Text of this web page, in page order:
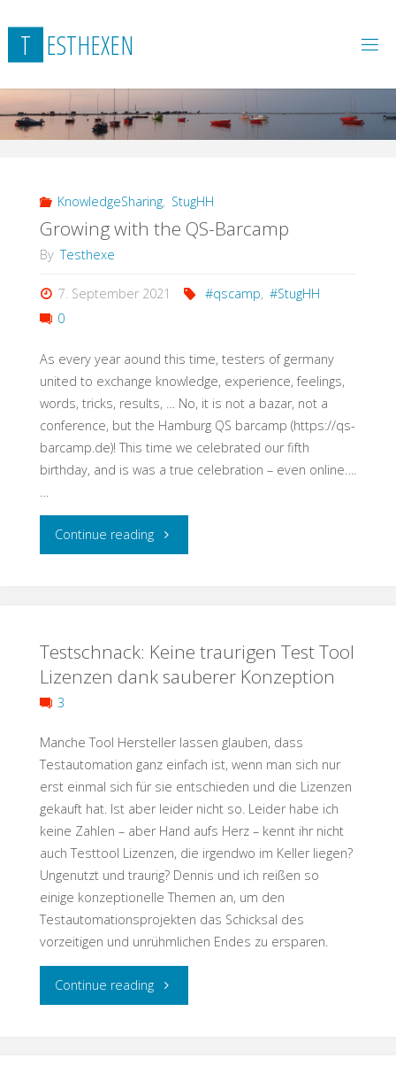
to
content
T ESTHEXEN
KnowledgeSharing, StugHH
Growing with the QS-Barcamp
By Testhexe
7. September 2021 #qscamp, #StugHH
0
As every year aound this time, testers of germany
united to exchange knowledge, experience, feelings,
words, tricks, results, … No, it is not a bazar, not a
conference, but the Hamburg QS barcamp (https://qs-
barcamp.de)! This time we celebrated our fifth
birthday, and is was a true celebration – even online….
Continue reading"Growing
QS-
Barcamp"
Testschnack: Keine traurigen Test Tool
Lizenzen dank sauberer Konzeption
3
Manche Tool Hersteller lassen glauben, dass
Testautomation ganz einfach ist, wenn man sich nur
erst einmal sich für sie entschieden und die Lizenzen
gekauft hat. Ist aber leider nicht so. Leider habe ich
keine Zahlen – aber Hand aufs Herz – kennt ihr nicht
auch Testtool Lizenzen, die irgendwo im Keller liegen?
Ungenutzt und traurig? Dennis und ich reißen so
einige konzeptionelle Themen an, um den
Testautomationsprojekten das Schicksal des
vorzeitigen und unrühmlichen Endes zu ersparen.
Continue reading"Testschnack: